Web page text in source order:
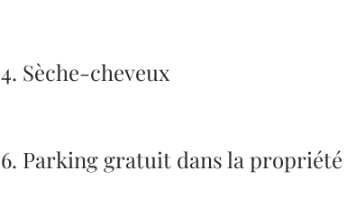
4. Sèche-cheveux
6. Parking gratuit dans la propriété